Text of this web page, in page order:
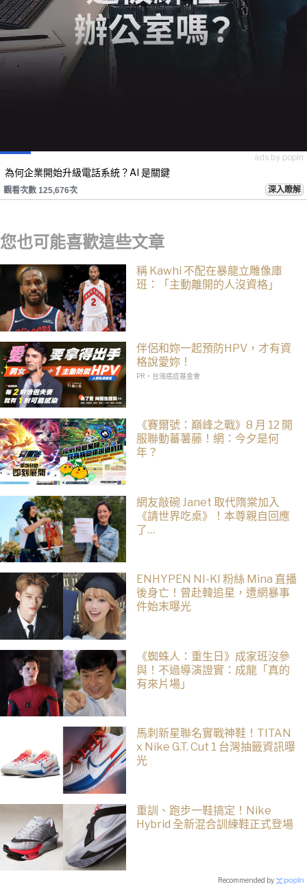
ads by popIn
為何企業開始升級電話系統？AI 是關鍵
觀看次數 125,676次 深入瞭解
您也可能喜歡這些文章
稱 Kawhi 不配在暴龍立雕像庫
班：「主動離開的人沒資格」
伴侶和妳一起預防HPV，才有資
格說愛妳！
PR・台灣癌症基金會
《賽爾號：巔峰之戰》8 月 12 開
服聯動蕃薯藤！網：今夕是何
年？
網友敲碗 Janet 取代隋棠加入
《請世界吃桌》！本尊親自回應
了…
ENHYPEN NI-KI 粉絲 Mina 直播
後身亡！曾赴韓追星，遭網暴事
件始末曝光
《蜘蛛人：重生日》成家班沒參
與！不過導演證實：成龍「真的
有來片場」
馬刺新星聯名實戰神鞋！TITAN
x Nike G.T. Cut 1 台灣抽籤資訊曝
光
重訓、跑步一鞋搞定！Nike
Hybrid 全新混合訓練鞋正式登場
Recommended by